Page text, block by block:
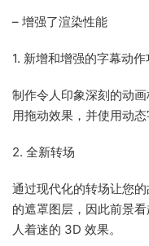
– 增强了渲染性能
1. 新增和增强的字幕动
制作令人印象深刻的动
用拖动效果，并使用动态
2. 全新转场
通过现代化的转场让您
的遮罩图层，因此前景
人着迷的 3D 效果。